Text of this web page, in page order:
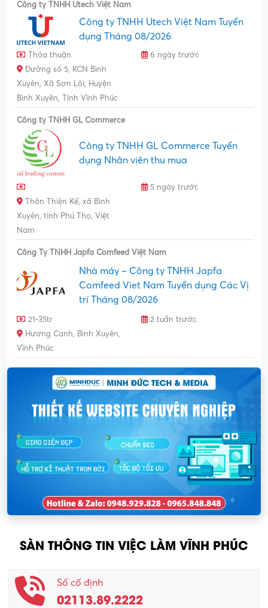
Công ty TNHH Utech Việt Nam
Công ty TNHH Utech Việt Nam Tuyển
dụng Tháng 08/2026
Thỏa thuận
6 ngày trước
Đường số 5, KCN Bình
Xuyên, Xã Sơn Lôi, Huyện
Bình Xuyên, Tỉnh Vĩnh Phúc
Công ty TNHH GL Commerce
Công ty TNHH GL Commerce Tuyển
dụng Nhân viên thu mua
5 ngày trước
Thôn Thiện Kế, xã Bình
Xuyên, tỉnh Phú Thọ, Việt
Nam
Công Ty TNHH Japfa Comfeed Việt Nam
Nhà máy – Công ty TNHH Japfa
Comfeed Viet Nam Tuyển dụng Các Vị
trí Tháng 08/2026
21-35tr
2 tuần trước
Hương Canh, Bình Xuyên,
Vĩnh Phúc
SÀN THÔNG TIN VIỆC LÀM VĨNH PHÚC
Số cố định
02113.89.2222